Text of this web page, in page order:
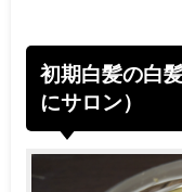
初期白髪の白
にサロン）